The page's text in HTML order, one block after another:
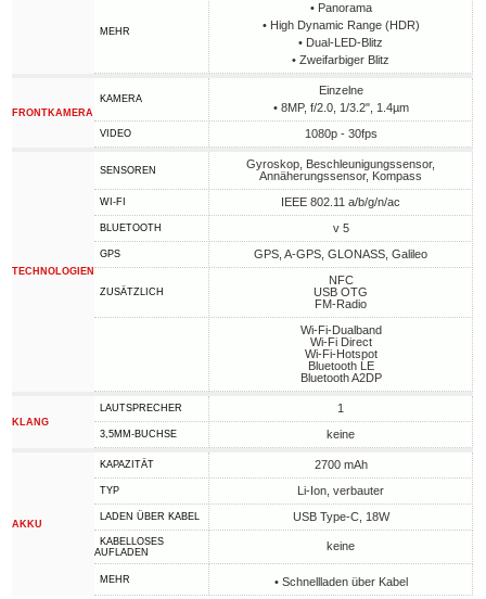
MEHR
• Panorama
• High Dynamic Range (HDR)
• Dual-LED-Blitz
• Zweifarbiger Blitz
FRONTKAMERA
KAMERA
Einzelne
• 8MP, f/2.0, 1/3.2", 1.4µm
VIDEO 1080p - 30fps
TECHNOLOGIEN
SENSOREN
Gyroskop, Beschleunigungssensor,
Annäherungssensor, Kompass
WI-FI IEEE 802.11 a/b/g/n/ac
BLUETOOTH v 5
GPS GPS, A-GPS, GLONASS, Galileo
ZUSÄTZLICH
NFC
USB OTG
FM-Radio
Wi-Fi-Dualband
Wi-Fi Direct
Wi-Fi-Hotspot
Bluetooth LE
Bluetooth A2DP
KLANG
LAUTSPRECHER 1
3,5MM-BUCHSE keine
AKKU
KAPAZITÄT 2700 mAh
TYP Li-Ion, verbauter
LADEN ÜBER KABEL USB Type-C, 18W
KABELLOSES
AUFLADEN
keine
MEHR • Schnellladen über Kabel